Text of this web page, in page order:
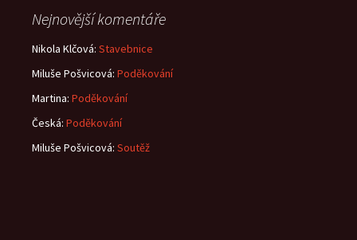
Nejnovější komentáře
Nikola Klčová: Stavebnice
Miluše Pošvicová: Poděkování
Martina: Poděkování
Česká: Poděkování
Miluše Pošvicová: Soutěž